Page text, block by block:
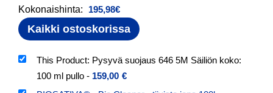
Kokonaishinta: 195,98€
Kaikki ostoskorissa
This Product: Pysyvä suojaus 646 5M Säiliön koko:
100 ml pullo - 159,00 €